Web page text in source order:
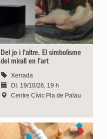
Del jo i l'altre. El simbolisme
del mirall en l'art
Xerrada
Dl. 19/10/26, 19 h
Centre Cívic Pla de Palau